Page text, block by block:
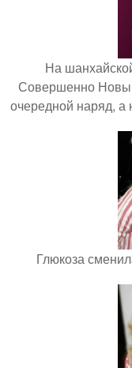
На
Совершенно
очередной наряд,
Глюкоза